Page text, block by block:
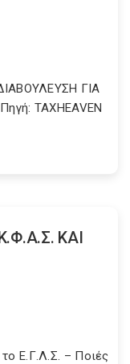
ΓΙΑ
TAXHEAVEN
ΚΑΙ
Ε.Γ.Λ.Σ. – Ποιές